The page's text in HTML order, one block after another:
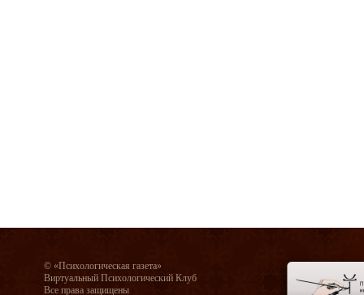
© «Психологическая газета»
Виртуальный Психологический Клуб
Все права защищены